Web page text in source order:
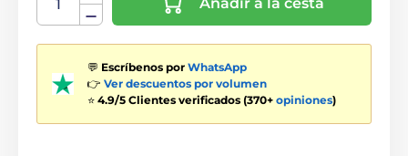
💬 Escríbenos por WhatsApp
👉 Ver descuentos por volumen
⭐ 4.9/5 Clientes verificados (370+ opiniones)